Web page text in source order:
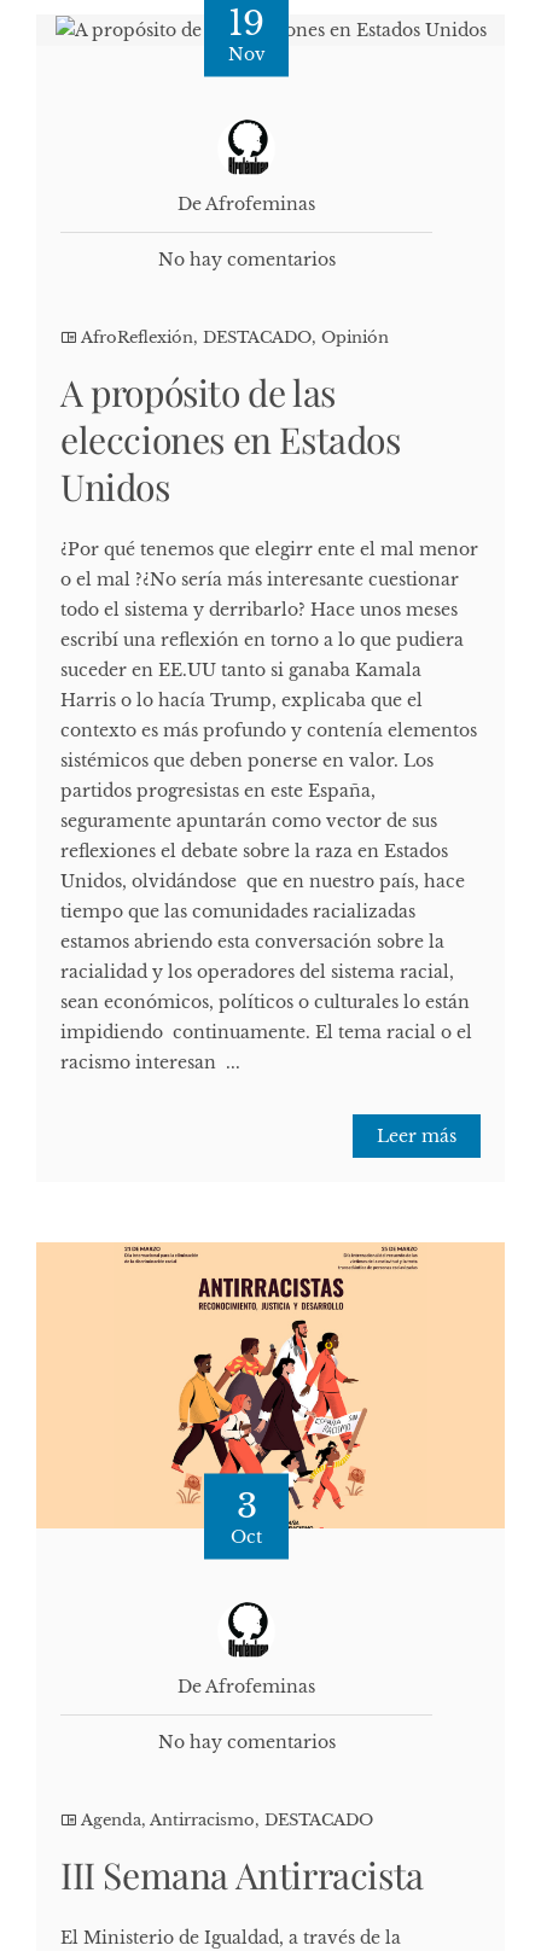
19
Nov
De Afrofeminas
No hay comentarios
AfroReflexión, DESTACADO, Opinión
A propósito de las
elecciones en Estados
Unidos
¿Por qué tenemos que elegirr ente el mal menor
o el mal ?¿No sería más interesante cuestionar
todo el sistema y derribarlo? Hace unos meses
escribí una reflexión en torno a lo que pudiera
suceder en EE.UU tanto si ganaba Kamala
Harris o lo hacía Trump, explicaba que el
contexto es más profundo y contenía elementos
sistémicos que deben ponerse en valor. Los
partidos progresistas en este España,
seguramente apuntarán como vector de sus
reflexiones el debate sobre la raza en Estados
Unidos, olvidándose que en nuestro país, hace
tiempo que las comunidades racializadas
estamos abriendo esta conversación sobre la
racialidad y los operadores del sistema racial,
sean económicos, políticos o culturales lo están
impidiendo continuamente. El tema racial o el
racismo interesan ...
Leer más
3
Oct
De Afrofeminas
No hay comentarios
Agenda, Antirracismo, DESTACADO
III Semana Antirracista
El Ministerio de Igualdad, a través de la